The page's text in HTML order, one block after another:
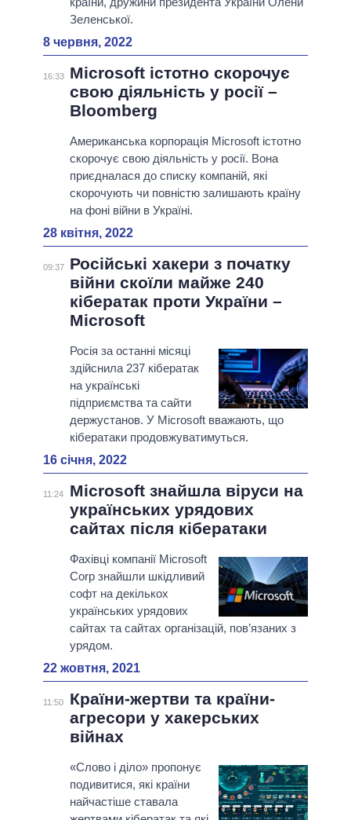
Зеленської.
8 червня, 2022
16:33
Microsoft істотно скорочує
свою діяльність у росії –
Bloomberg
Американська корпорація Microsoft істотно
скорочує свою діяльність у росії. Вона
приєдналася до списку компаній, які
скорочують чи повністю залишають країну
на фоні війни в Україні.
28 квітня, 2022
09:37
Російські хакери з початку
війни скоїли майже 240
кібератак проти України –
Microsoft
Росія за останні місяці
здійснила 237 кібератак
на українські
підприємства та сайти
держустанов. У Microsoft вважають, що
кібератаки продовжуватимуться.
16 січня, 2022
11:24
Microsoft знайшла віруси на
українських урядових
сайтах після кібератаки
Фахівці компанії Microsoft
Corp знайшли шкідливий
софт на декількох
українських урядових
сайтах та сайтах організацій, пов’язаних з
урядом.
22 жовтня, 2021
11:50
Країни-жертви та країни-
агресори у хакерських
війнах
«Слово і діло» пропонує
подивитися, які країни
найчастіше ставала